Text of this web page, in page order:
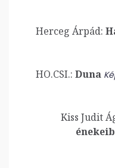
Herceg Árpád:
HO.CSI.: Duna
Kiss Judit